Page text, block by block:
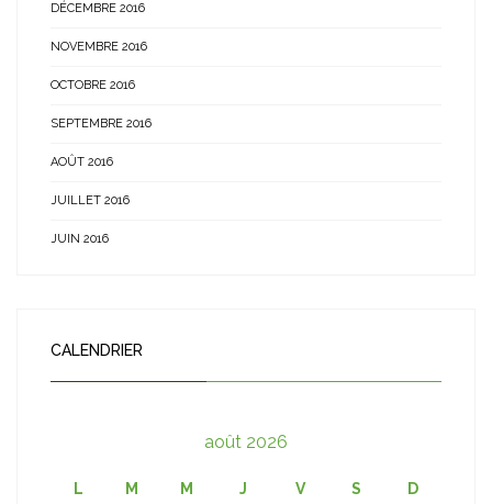
DÉCEMBRE 2016
NOVEMBRE 2016
OCTOBRE 2016
SEPTEMBRE 2016
AOÛT 2016
JUILLET 2016
JUIN 2016
CALENDRIER
août 2026
L M M J V S D